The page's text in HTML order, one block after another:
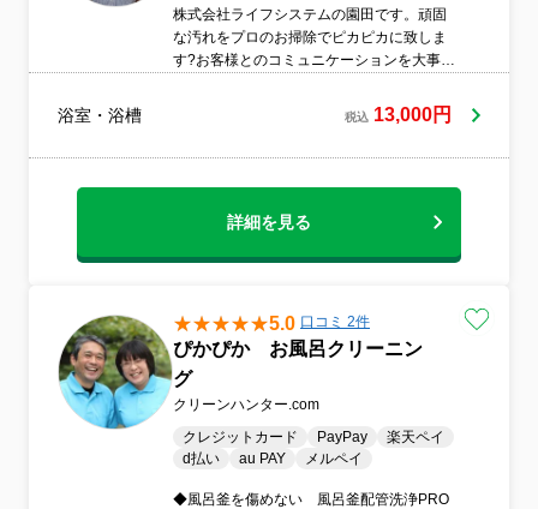
株式会社ライフシステムの園田です。頑固
な汚れをプロのお掃除でピカピカに致しま
す?お客様とのコミュニケーションを大事に
場がないお客様も安心。当店がパーキング
浴室・浴槽 税込 13,000円
詳細を見る
5.0 口コミ 2件
ぴかぴか お風呂クリーニン
グ
クリーンハンター.com
クレジットカード
PayPay
楽天ペイ
d払い
au PAY メルペイ
◆風呂釜を傷めない 風呂釜配管洗浄PRO